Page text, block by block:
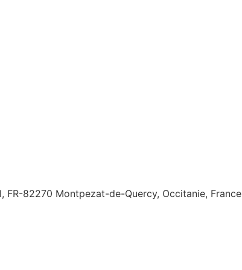
FR-82270 Montpezat-de-Quercy, Occitanie, France